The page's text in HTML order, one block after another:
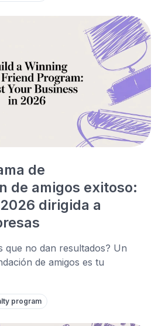
de
de amigos exitoso:
dirigida a
que no dan resultados? Un
de amigos es tu
program